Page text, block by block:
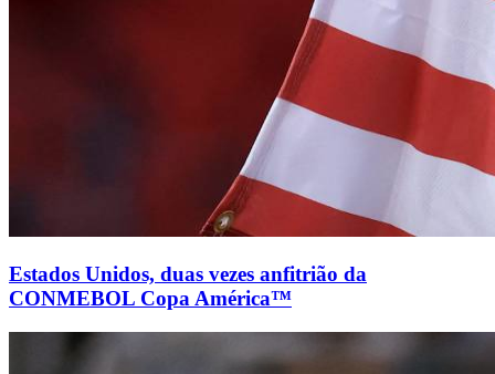
Estados Unidos, duas vezes anfitrião da
CONMEBOL Copa América™